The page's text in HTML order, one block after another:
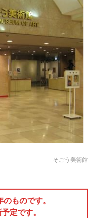
そごう美術館
ものです。
定です。